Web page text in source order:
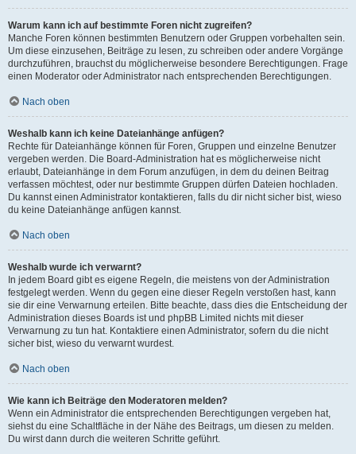
Warum kann ich auf bestimmte Foren nicht zugreifen?
Manche Foren können bestimmten Benutzern oder Gruppen vorbehalten sein.
Um diese einzusehen, Beiträge zu lesen, zu schreiben oder andere Vorgänge
durchzuführen, brauchst du möglicherweise besondere Berechtigungen. Frage
einen Moderator oder Administrator nach entsprechenden Berechtigungen.
Nach oben
Weshalb kann ich keine Dateianhänge anfügen?
Rechte für Dateianhänge können für Foren, Gruppen und einzelne Benutzer
vergeben werden. Die Board-Administration hat es möglicherweise nicht
erlaubt, Dateianhänge in dem Forum anzufügen, in dem du deinen Beitrag
verfassen möchtest, oder nur bestimmte Gruppen dürfen Dateien hochladen.
Du kannst einen Administrator kontaktieren, falls du dir nicht sicher bist, wieso
du keine Dateianhänge anfügen kannst.
Nach oben
Weshalb wurde ich verwarnt?
In jedem Board gibt es eigene Regeln, die meistens von der Administration
festgelegt werden. Wenn du gegen eine dieser Regeln verstoßen hast, kann
sie dir eine Verwarnung erteilen. Bitte beachte, dass dies die Entscheidung der
Administration dieses Boards ist und phpBB Limited nichts mit dieser
Verwarnung zu tun hat. Kontaktiere einen Administrator, sofern du die nicht
sicher bist, wieso du verwarnt wurdest.
Nach oben
Wie kann ich Beiträge den Moderatoren melden?
Wenn ein Administrator die entsprechenden Berechtigungen vergeben hat,
siehst du eine Schaltfläche in der Nähe des Beitrags, um diesen zu melden.
Du wirst dann durch die weiteren Schritte geführt.